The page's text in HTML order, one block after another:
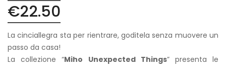
€22.50
La cinciallegra sta per rientrare, goditela senza muovere un
passo da casa!
La collezione “Miho Unexpected Things” presenta le